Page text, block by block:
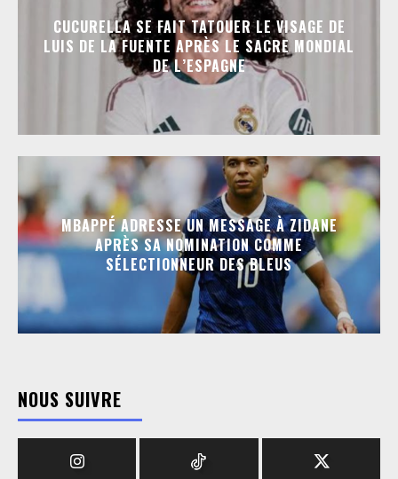
CUCURELLA SE FAIT TATOUER LE VISAGE DE
LUIS DE LA FUENTE APRÈS LE SACRE MONDIAL
DE L’ESPAGNE
MBAPPÉ ADRESSE UN MESSAGE À ZIDANE
APRÈS SA NOMINATION COMME
SÉLECTIONNEUR DES BLEUS
NOUS SUIVRE